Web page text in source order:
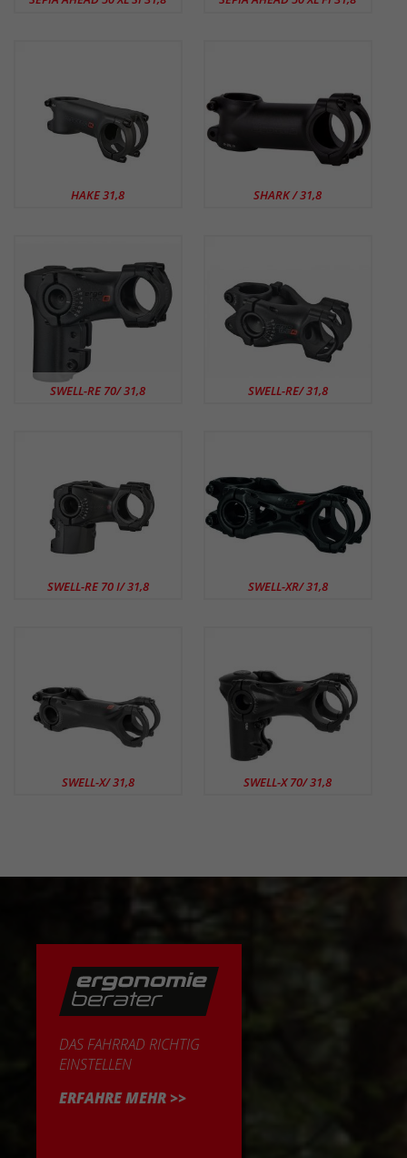
HAKE 31,8 SHARK / 31,8
SWELL-RE 70/ 31,8 SWELL-RE/ 31,8
SWELL-RE 70 I/ 31,8 SWELL-XR/ 31,8
SWELL-X/ 31,8 SWELL-X 70/ 31,8
DAS FAHRRAD RICHTIG
EINSTELLEN
ERFAHRE MEHR >>